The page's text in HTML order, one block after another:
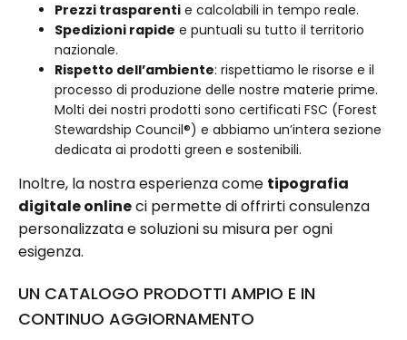
Prezzi trasparenti e calcolabili in tempo reale.
Spedizioni rapide e puntuali su tutto il territorio
nazionale.
Rispetto dell’ambiente: rispettiamo le risorse e il
processo di produzione delle nostre materie prime.
Molti dei nostri prodotti sono certificati FSC (Forest
Stewardship Council®) e abbiamo un’intera sezione
dedicata ai prodotti green e sostenibili.
Inoltre, la nostra esperienza come tipografia
digitale onlineci permette di offrirti consulenza
personalizzata e soluzioni su misura per ogni
esigenza.
UN CATALOGO PRODOTTI AMPIO E IN
CONTINUO AGGIORNAMENTO